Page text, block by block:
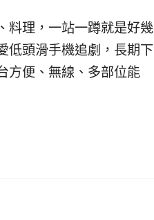
料理，一站一蹲就是好幾
低頭滑手機追劇，長期下
方便、無線、多部位能